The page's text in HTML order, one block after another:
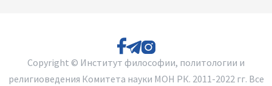
Copyright © Институт философии, политологии и
религиоведения Комитета науки МОН РК. 2011-2022 гг. Все